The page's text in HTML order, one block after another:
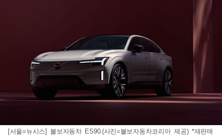
[서울=뉴시스] 볼보자동차 ES90.(사진=볼보자동차코리아 제공) *재판매